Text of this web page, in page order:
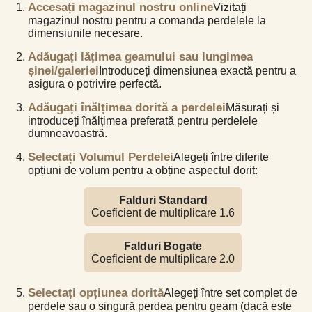
Accesați magazinul nostru onlineVizitați
magazinul nostru pentru a comanda perdelele la
dimensiunile necesare.
Adăugați lățimea geamului sau lungimea
șinei/galeriei Introduceți dimensiunea exactă pentru a
asigura o potrivire perfectă.
Adăugați înălțimea dorită a perdeleiMăsurați și
introduceți înălțimea preferată pentru perdelele
dumneavoastră.
Selectați Volumul PerdeleiAlegeți între diferite
opțiuni de volum pentru a obține aspectul dorit:
Falduri Standard
Coeficient de multiplicare 1.6
Falduri Bogate
Coeficient de multiplicare 2.0
Selectați opțiunea dorităAlegeți între set complet de
perdele sau o singură perdea pentru geam (dacă este